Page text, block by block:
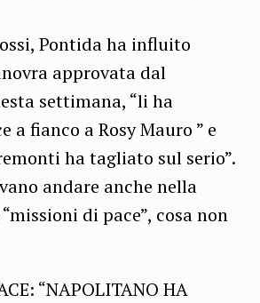
Pontida ha influito
approvata dal
settimana, “li ha
a fianco a Rosy Mauro ” e
ha tagliato sul serio”.
andare anche nella
di pace”, cosa non
“NAPOLITANO HA